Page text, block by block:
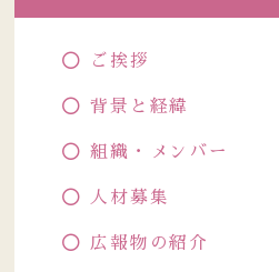
ご挨拶
背景と経緯
組織・メンバー
人材募集
広報物の紹介